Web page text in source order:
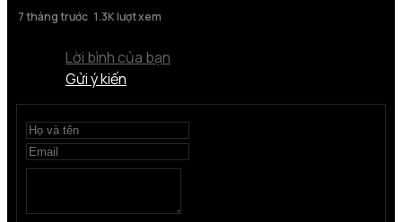
7 tháng trước 1.3K lượt xem
Lời bình của bạn
Gửi ý kiến